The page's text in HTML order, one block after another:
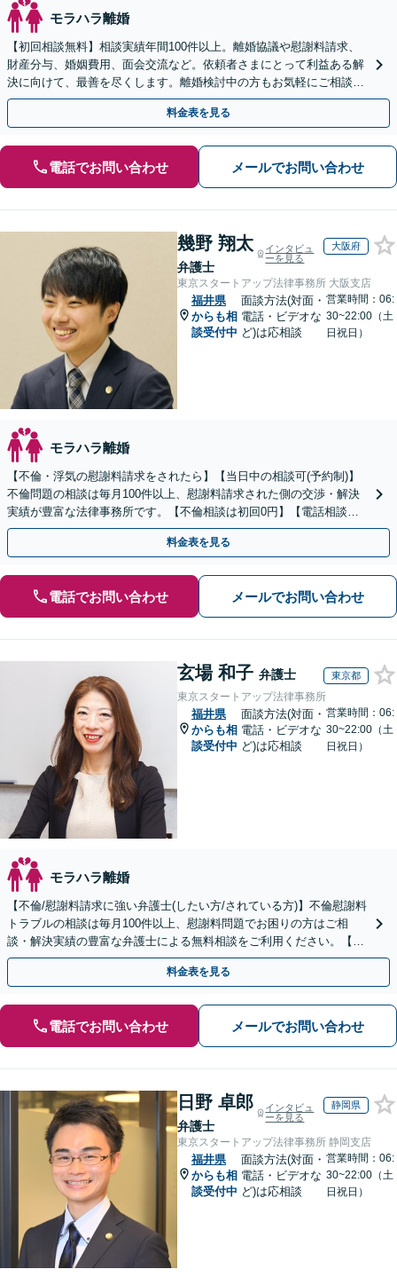
モラハラ離婚
【初回相談無料】相談実績年間100件以上。離婚協議や慰謝料請求、
財産分与、婚姻費用、面会交流など。依頼者さまにとって利益ある解
決に向けて、最善を尽くします。離婚検討中の方もお気軽にご相談を
【福井駅7分】【無料相談会実施】【完全個室で対応】
料金表を見る
電話でお問い合わせ メールでお問い合わせ
幾野 翔太
弁護士
インタビュ
ーを見る
大阪府
東京スタートアップ法律事務所 大阪支店
福井県
からも相
談受付中
面談方法(対面・
電話・ビデオな
ど)は応相談
営業時間：06:
30~22:00（土
日祝日）
モラハラ離婚
【不倫・浮気の慰謝料請求をされたら】【当日中の相談可(予約制)】
不倫問題の相談は毎月100件以上、慰謝料請求された側の交渉・解決
実績が豊富な法律事務所です。【不倫相談は初回0円】【電話相談で
ご契約まで対応可/来所不要】
料金表を見る
電話でお問い合わせ メールでお問い合わせ
玄場 和子 弁護士 東京都
東京スタートアップ法律事務所
福井県
からも相
談受付中
面談方法(対面・
電話・ビデオな
ど)は応相談
営業時間：06:
30~22:00（土
日祝日）
モラハラ離婚
【不倫/慰謝料請求に強い弁護士(したい方/されている方)】不倫慰謝料
トラブルの相談は毎月100件以上、慰謝料問題でお困りの方はご相
談・解決実績の豊富な弁護士による無料相談をご利用ください。【初
回相談０円(電話)】【全国対応】
料金表を見る
電話でお問い合わせ メールでお問い合わせ
日野 卓郎
弁護士
インタビュ
ーを見る
静岡県
東京スタートアップ法律事務所 静岡支店
福井県
からも相
談受付中
面談方法(対面・
電話・ビデオな
ど)は応相談
営業時間：06:
30~22:00（土
日祝日）